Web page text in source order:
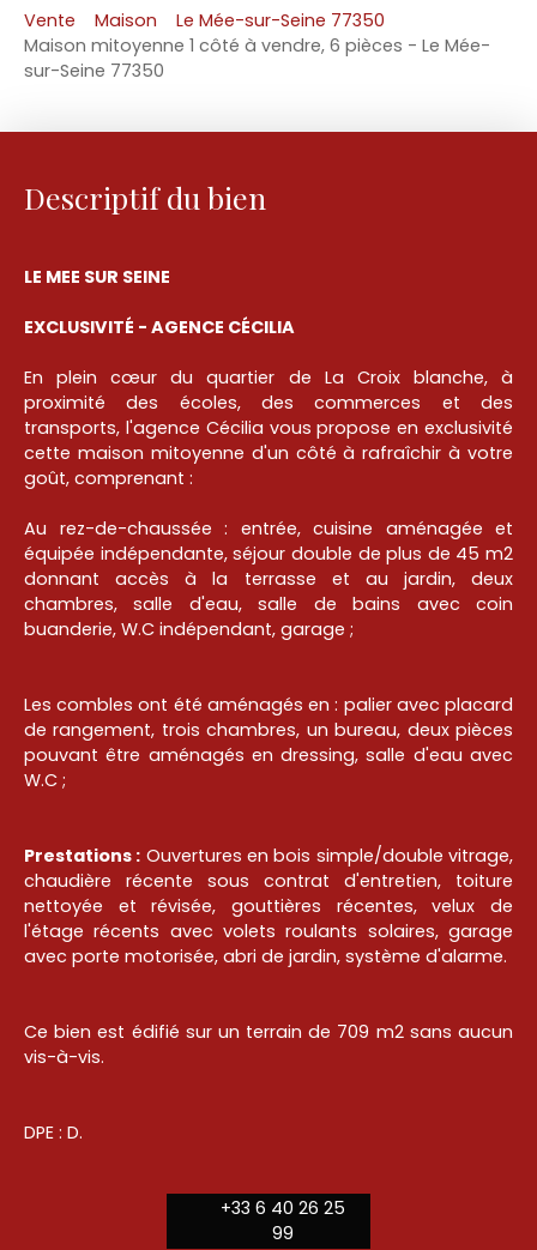
Vente Maison
Le Mée-sur-Seine 77350
Maison mitoyenne 1 côté à vendre, 6 pièces - Le Mée-
sur-Seine 77350
Descriptif du bien
LE MEE SUR SEINE
EXCLUSIVITÉ - AGENCE CÉCILIA
En plein cœur du quartier de La Croix blanche, à
proximité des écoles, des commerces et des
transports, l'agence Cécilia vous propose en exclusivité
cette maison mitoyenne d'un côté à rafraîchir à votre
goût, comprenant :
Au rez-de-chaussée : entrée, cuisine aménagée et
équipée indépendante, séjour double de plus de 45 m2
donnant accès à la terrasse et au jardin, deux
chambres, salle d'eau, salle de bains avec coin
buanderie, W.C indépendant, garage ;
Les combles ont été aménagés en : palier avec placard
de rangement, trois chambres, un bureau, deux pièces
pouvant être aménagés en dressing, salle d'eau avec
W.C ;
Prestations : Ouvertures en bois simple/double vitrage,
chaudière récente sous contrat d'entretien, toiture
nettoyée et révisée, gouttières récentes, velux de
l'étage récents avec volets roulants solaires, garage
avec porte motorisée, abri de jardin, système d'alarme.
Ce bien est édifié sur un terrain de 709 m2 sans aucun
vis-à-vis.
DPE : D.
+33 6 40 26 25
99